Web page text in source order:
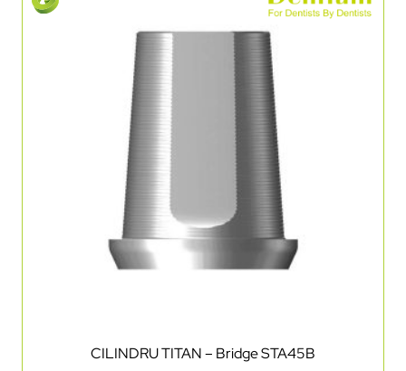
CILINDRU TITAN – Bridge STA45B